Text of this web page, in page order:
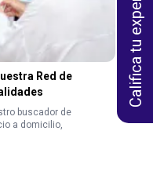
Red de
buscador de
a domicilio,
Califica tu experiencia